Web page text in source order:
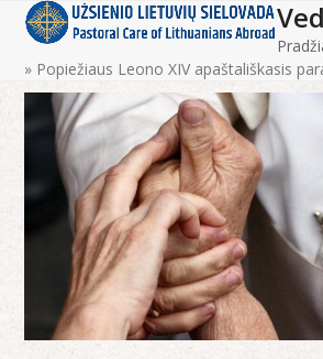
Skip
content
Open
mobile
menu
Close
mobile
menu
» Popiežiaus Leono XIV apaštališkasis